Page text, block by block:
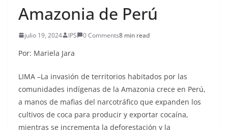
Amazonia de Perú
julio 19, 2024 IPS 0 Comments8 min read
Por: Mariela Jara
LIMA –La invasión de territorios habitados por las
comunidades indígenas de la Amazonia crece en Perú,
a manos de mafias del narcotráfico que expanden los
cultivos de coca para producir y exportar cocaína,
mientras se incrementa la deforestación y la